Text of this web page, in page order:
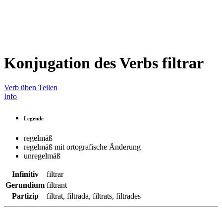
Konjugation des Verbs filtrar
Verb üben Teilen
Info
Legende
regelmäß
regelmäß mit ortografische Änderung
unregelmäß
Infinitiv
filtrar
Gerundium filtrant
Partizip
filtrat, filtrada, filtrats, filtrades